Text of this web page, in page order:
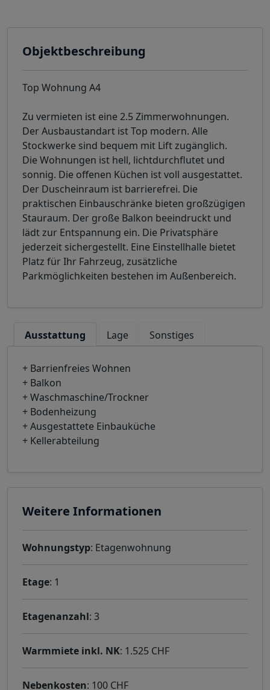
Objektbeschreibung
Top Wohnung A4
Zu vermieten ist eine 2.5 Zimmerwohnungen.
Der Ausbaustandart ist Top modern. Alle
Stockwerke sind bequem mit Lift zugänglich.
Die Wohnungen ist hell, lichtdurchflutet und
sonnig. Die offenen Küchen ist voll ausgestattet.
Der Duscheinraum ist barrierefrei. Die
praktischen Einbauschränke bieten großzügigen
Stauraum. Der große Balkon beeindruckt und
lädt zur Entspannung ein. Die Privatsphäre
jederzeit sichergestellt. Eine Einstellhalle bietet
Platz für Ihr Fahrzeug, zusätzliche
Parkmöglichkeiten bestehen im Außenbereich.
Ausstattung Lage Sonstiges
+ Barrienfreies Wohnen
+ Balkon
+ Waschmaschine/Trockner
+ Bodenheizung
+ Ausgestattete Einbauküche
+ Kellerabteilung
Weitere Informationen
Wohnungstyp: Etagenwohnung
Etage: 1
Etagenanzahl: 3
Warmmiete inkl. NK: 1.525 CHF
Nebenkosten: 100 CHF